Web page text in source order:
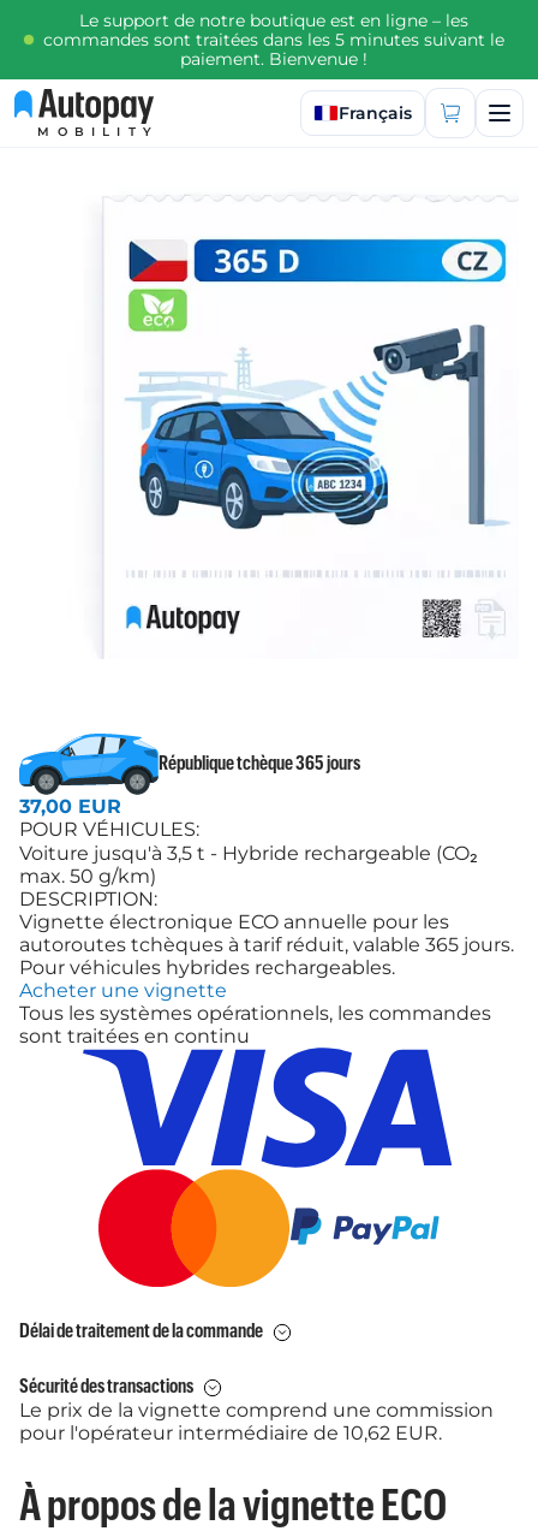
Le support de notre boutique est en ligne – les
commandes sont traitées dans les 5 minutes suivant le
paiement. Bienvenue !
MOBILITY
Sélectionner la langue
Français
République tchèque 365 jours
37,00 EUR
POUR VÉHICULES:
Voiture jusqu'à 3,5 t - Hybride rechargeable (CO₂
max. 50 g/km)
DESCRIPTION:
Vignette électronique ECO annuelle pour les
autoroutes tchèques à tarif réduit, valable 365 jours.
Pour véhicules hybrides rechargeables.
Acheter une vignette
Tous les systèmes opérationnels, les commandes
sont traitées en continu
Délai de traitement de la commande
Sécurité des transactions
Le prix de la vignette comprend une commission
pour l'opérateur intermédiaire de 10,62 EUR.
À propos de la vignette ECO